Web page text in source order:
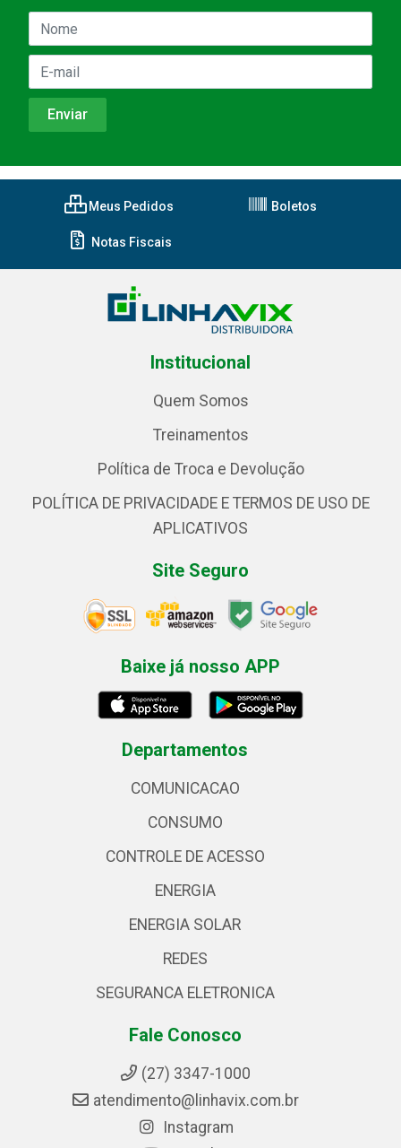
Meus Pedidos Boletos
Notas Fiscais
Institucional
Quem Somos
Treinamentos
Política de Troca e Devolução
POLÍTICA DE PRIVACIDADE E TERMOS DE USO DE
APLICATIVOS
Site Seguro
Baixe já nosso APP
Departamentos
COMUNICACAO
CONSUMO
CONTROLE DE ACESSO
ENERGIA
ENERGIA SOLAR
REDES
SEGURANCA ELETRONICA
Fale Conosco
(27) 3347-1000
atendimento@linhavix.com.br
Instagram